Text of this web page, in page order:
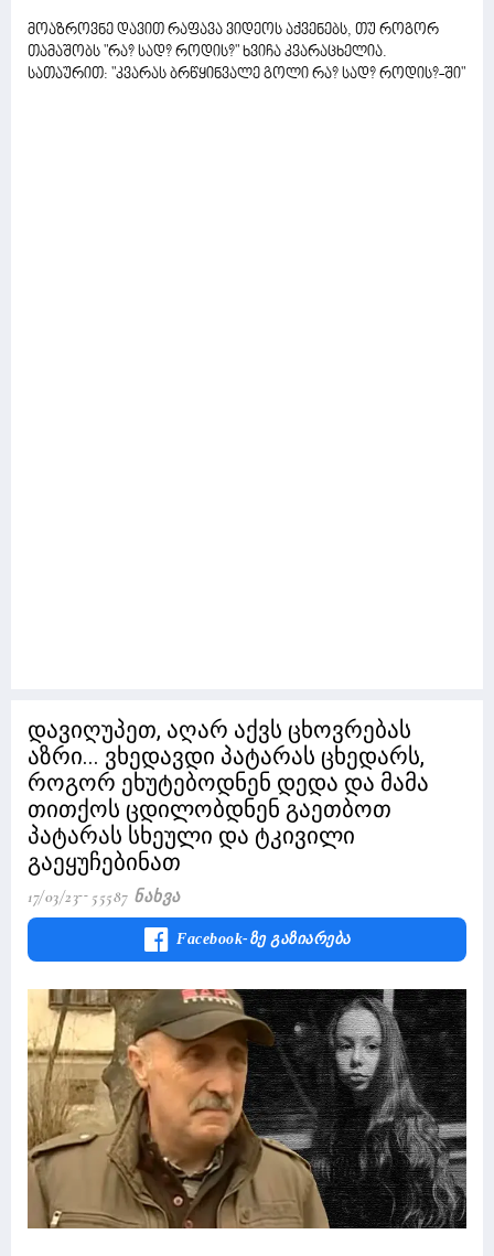
მოაზროვნე დავით რაფავა ვიდეოს აქვენებს, თუ როგორ
თამაშობს "რა? სად? როდის?" ხვიჩა კვარაცხელია.
სათაურით: "კვარას ბრწყინვალე გოლი რა? სად? როდის?-ში"
დავიღუპეთ, აღარ აქვს ცხოვრებას
აზრი... ვხედავდი პატარას ცხედარს,
როგორ ეხუტებოდნენ დედა და მამა
თითქოს ცდილობდნენ გაეთბოთ
პატარას სხეული და ტკივილი
გაეყუჩებინათ
17/03/23 55587 Ნახვა
Facebook-Ზე Გაზიარება